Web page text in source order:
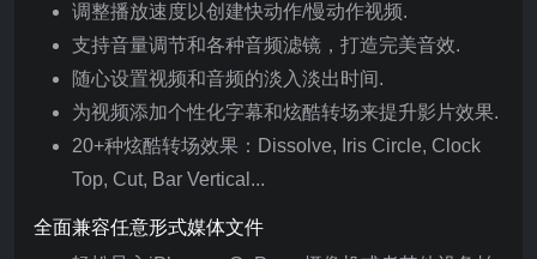
调整播放速度以创建快动作/慢动作视频.
支持音量调节和各种音频滤镜，打造完美音效.
随心设置视频和音频的淡入淡出时间.
为视频添加个性化字幕和炫酷转场来提升影片效果.
20+种炫酷转场效果：Dissolve, Iris Circle, Clock
Top, Cut, Bar Vertical...
全面兼容任意形式媒体文件